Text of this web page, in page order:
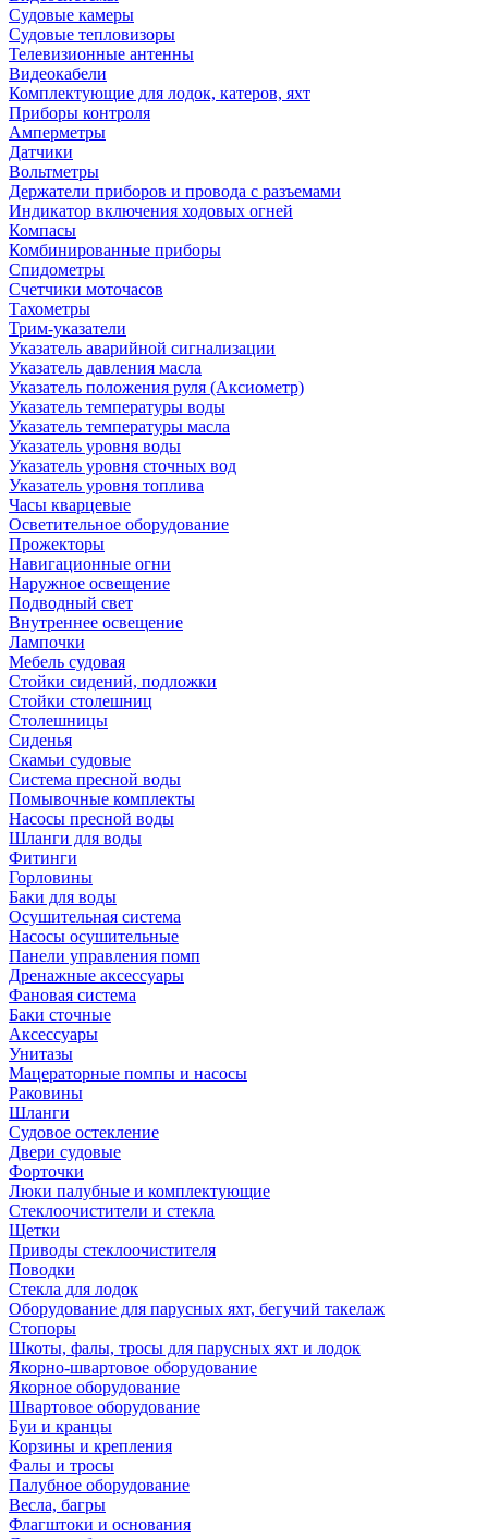
Судовые камеры
Cудовые тепловизоры
Телевизионные антенны
Видеокабели
Комплектующие для лодок, катеров, яхт
Приборы контроля
Амперметры
Датчики
Вольтметры
Держатели приборов и провода с разъемами
Индикатор включения ходовых огней
Компасы
Комбинированные приборы
Спидометры
Счетчики моточасов
Тахометры
Трим-указатели
Указатель аварийной сигнализации
Указатель давления масла
Указатель положения руля (Аксиометр)
Указатель температуры воды
Указатель температуры масла
Указатель уровня воды
Указатель уровня сточных вод
Указатель уровня топлива
Часы кварцевые
Осветительное оборудование
Прожекторы
Навигационные огни
Наружное освещение
Подводный свет
Внутреннее освещение
Лампочки
Мебель судовая
Стойки сидений, подложки
Стойки столешниц
Столешницы
Сиденья
Скамьи судовые
Система пресной воды
Помывочные комплекты
Насосы пресной воды
Шланги для воды
Фитинги
Горловины
Баки для воды
Осушительная система
Насосы осушительные
Панели управления помп
Дренажные аксессуары
Фановая система
Баки сточные
Аксессуары
Унитазы
Мацераторные помпы и насосы
Раковины
Шланги
Судовое остекление
Двери судовые
Форточки
Люки палубные и комплектующие
Стеклоочистители и стекла
Щетки
Приводы стеклоочистителя
Поводки
Стекла для лодок
Оборудование для парусных яхт, бегучий такелаж
Стопоры
Шкоты, фалы, тросы для парусных яхт и лодок
Якорно-швартовое оборудование
Якорное оборудование
Швартовое оборудование
Буи и кранцы
Корзины и крепления
Фалы и тросы
Палубное оборудование
Весла, багры
Флагштоки и основания